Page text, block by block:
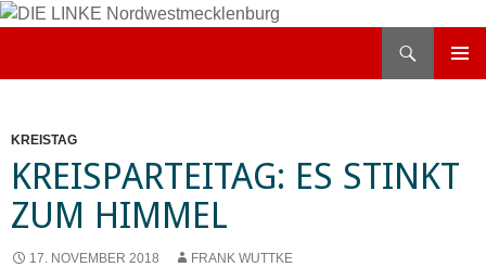
Zum
KREISTAG
KREISPARTEITAG: ES STINKT
ZUM HIMMEL
17. NOVEMBER 2018 FRANK WUTTKE